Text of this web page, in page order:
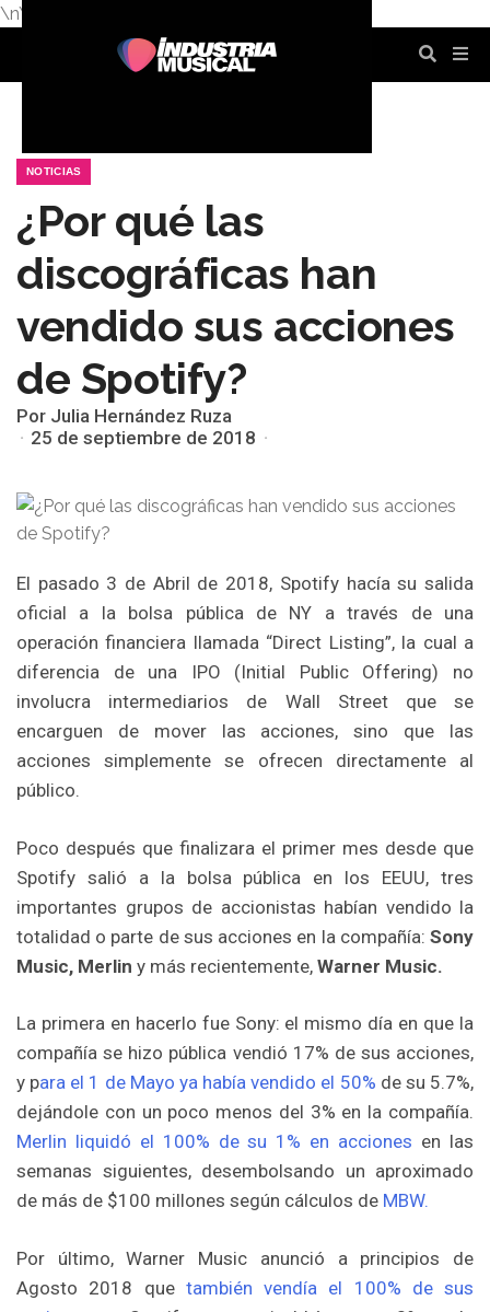
\n\n
NOTICIAS
¿Por qué las
discográficas han
vendido sus acciones
de Spotify?
Por Julia Hernández Ruza
25 de septiembre de 2018
El pasado 3 de Abril de 2018, Spotify hacía su salida
oficial a la bolsa pública de NY a través de una
operación financiera llamada “Direct Listing”, la cual a
diferencia de una IPO (Initial Public Offering) no
involucra intermediarios de Wall Street que se
encarguen de mover las acciones, sino que las
acciones simplemente se ofrecen directamente al
público.
Poco después que finalizara el primer mes desde que
Spotify salió a la bolsa pública en los EEUU, tres
importantes grupos de accionistas habían vendido la
totalidad o parte de sus acciones en la compañía: Sony
Music, Merlin y más recientemente, Warner Music.
La primera en hacerlo fue Sony: el mismo día en que la
compañía se hizo pública vendió 17% de sus acciones,
y para el 1 de Mayo ya había vendido el 50% de su 5.7%,
dejándole con un poco menos del 3% en la compañía.
Merlin liquidó el 100% de su 1% en acciones en las
semanas siguientes, desembolsando un aproximado
de más de $100 millones según cálculos de MBW.
Por último, Warner Music anunció a principios de
Agosto 2018 que también vendía el 100% de sus